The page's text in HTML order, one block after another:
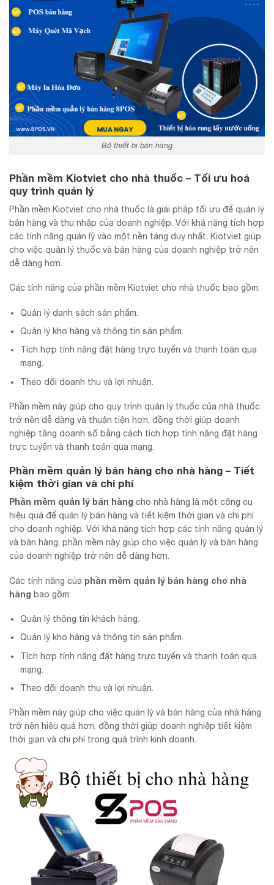
Bộ thiết bị bán hàng
Phần mềm Kiotviet cho nhà thuốc – Tối ưu hoá
quy trình quản lý
Phần mềm Kiotviet cho nhà thuốc là giải pháp tối ưu để quản lý
bán hàng và thu nhập của doanh nghiệp. Với khả năng tích hợp
các tính năng quản lý vào một nền tảng duy nhất, Kiotviet giúp
cho việc quản lý thuốc và bán hàng của doanh nghiệp trở nên
dễ dàng hơn.
Các tính năng của phần mềm Kiotviet cho nhà thuốc bao gồm:
Quản lý danh sách sản phẩm.
Quản lý kho hàng và thông tin sản phẩm.
Tích hợp tính năng đặt hàng trực tuyến và thanh toán qua
mạng.
Theo dõi doanh thu và lợi nhuận.
Phần mềm này giúp cho quy trình quản lý thuốc của nhà thuốc
trở nên dễ dàng và thuận tiện hơn, đồng thời giúp doanh
nghiệp tăng doanh số bằng cách tích hợp tính năng đặt hàng
trực tuyến và thanh toán qua mạng.
Phần mềm quản lý bán hàng cho nhà hàng – Tiết
kiệm thời gian và chi phí
Phần mềm quản lý bán hàng cho nhà hàng là một công cụ
hiệu quả để quản lý bán hàng và tiết kiệm thời gian và chi phí
cho doanh nghiệp. Với khả năng tích hợp các tính năng quản lý
và bán hàng, phần mềm này giúp cho việc quản lý và bán hàng
của doanh nghiệp trở nên dễ dàng hơn.
Các tính năng của phần mềm quản lý bán hàng cho nhà
hàng bao gồm:
Quản lý thông tin khách hàng.
Quản lý kho hàng và thông tin sản phẩm.
Tích hợp tính năng đặt hàng trực tuyến và thanh toán qua
mạng.
Theo dõi doanh thu và lợi nhuận.
Phần mềm này giúp cho việc quản lý và bán hàng của nhà hàng
trở nên hiệu quả hơn, đồng thời giúp doanh nghiệp tiết kiệm
thời gian và chi phí trong quá trình kinh doanh.